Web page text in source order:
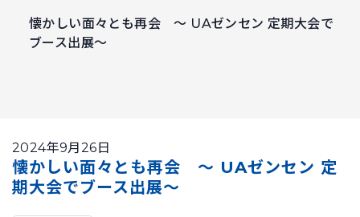
懐かしい面々とも再会 ～ UAゼンセン 定期大会で
ブース出展～
2024年9月26日
懐かしい面々とも再会 ～ UAゼンセン 定
期大会でブース出展～